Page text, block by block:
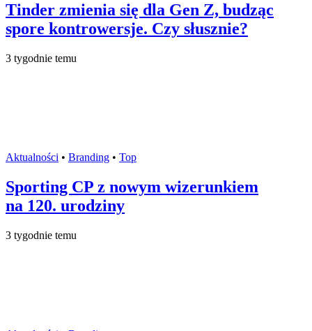
Tinder zmienia się dla Gen Z, budząc
spore kontrowersje. Czy słusznie?
3 tygodnie temu
Aktualności • Branding • Top
Sporting CP z nowym wizerunkiem
na 120. urodziny
3 tygodnie temu